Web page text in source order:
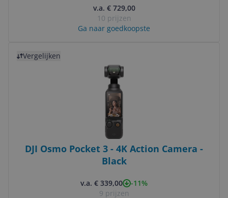
v.a. € 729,00
10 prijzen
Ga naar goedkoopste
Vergelijken
DJI Osmo Pocket 3 - 4K Action Camera -
Black
v.a. € 339,00
-11%
9 prijzen